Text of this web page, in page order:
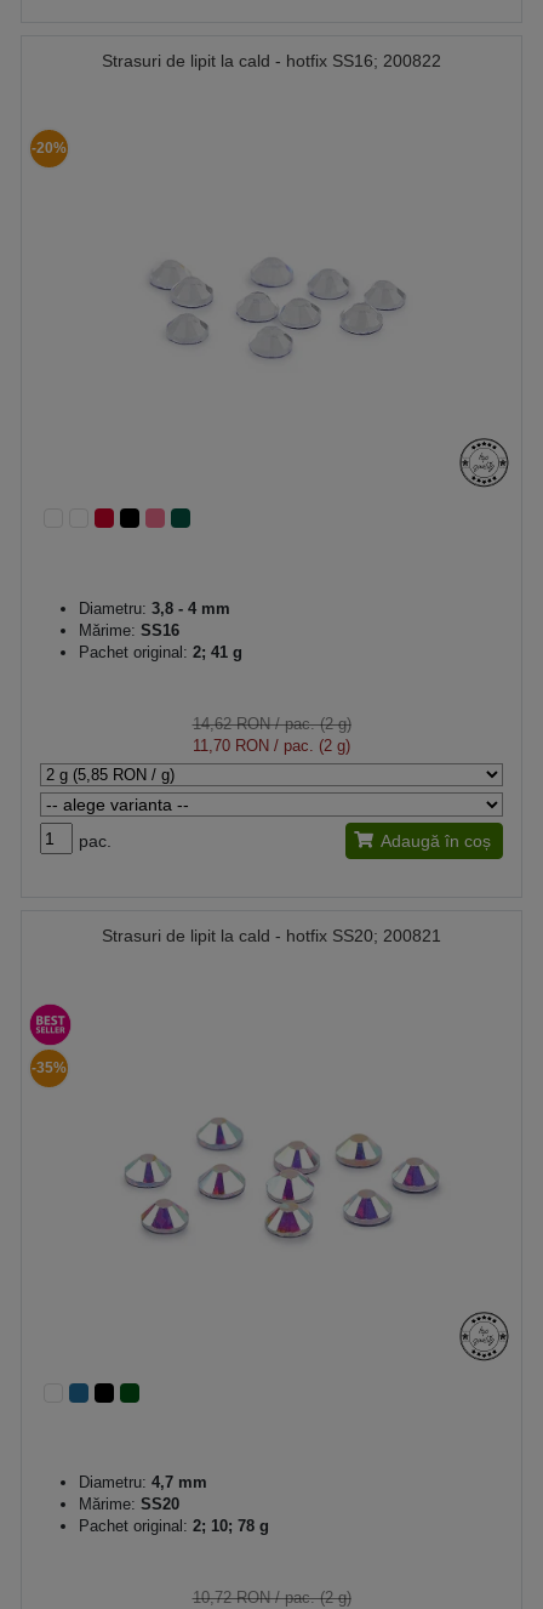
Strasuri de lipit la cald - hotfix SS16; 200822
-20%
Diametru: 3,8 - 4 mm
Mărime: SS16
Pachet original: 2; 41 g
14,62 RON/ pac. (2 g)
11,70 RON / pac. (2 g)
pac. Adaugă în coș
Strasuri de lipit la cald - hotfix SS20; 200821
-35%
Diametru: 4,7 mm
Mărime: SS20
Pachet original: 2; 10; 78 g
10,72 RON/ pac. (2 g)